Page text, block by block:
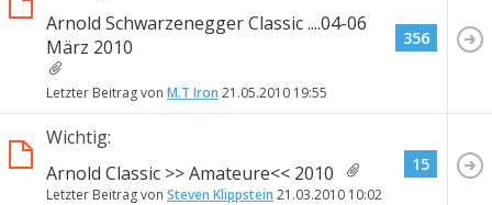
Arnold Schwarzenegger Classic ....04-06
März 2010
Letzter Beitrag von M.T Iron 21.05.2010 19:55
356
Wichtig:
Arnold Classic >> Amateure<< 2010
Letzter Beitrag von Steven Klippstein 21.03.2010 10:02
15